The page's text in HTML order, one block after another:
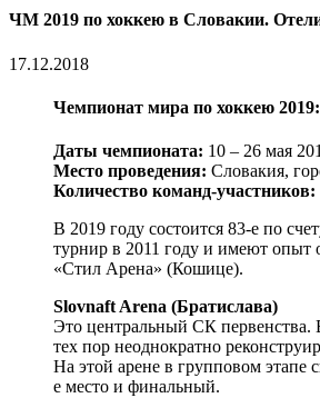
ЧМ 2019 по хоккею в Словакии.
17.12.2018
Чемпионат мира по хоккею
Даты чемпионата: 10 – 26 мая
Место проведения: Словакия,
Количество команд-участников:
В 2019 году состоится 83-е по
турнир в 2011 году и имеют опыт
«Стил Арена» (Кошице).
Slovnaft Arena (Братислава)
Это центральный СК
тех пор неоднократно
На этой арене в групповом
е место и финальный.